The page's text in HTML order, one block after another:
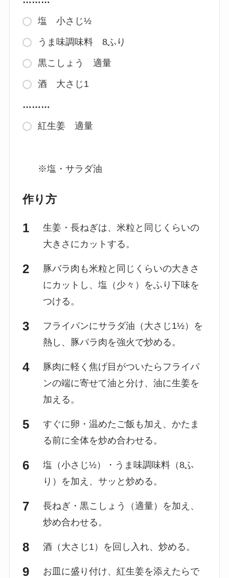
塩 小さじ½
うま味調味料 8ふり
黒こしょう 適量
酒 大さじ1
………
紅生姜 適量
※塩・サラダ油
作り方
生姜・長ねぎは、米粒と同じくらいの
大きさにカットする。
豚バラ肉も米粒と同じくらいの大きさ
にカットし、塩（少々）をふり下味を
つける。
フライパンにサラダ油（大さじ1½）を
熱し、豚バラ肉を強火で炒める。
豚肉に軽く焦げ目がついたらフライパ
ンの端に寄せて油と分け、油に生姜を
加える。
すぐに卵・温めたご飯も加え、かたま
る前に全体を炒め合わせる。
塩（小さじ½）・うま味調味料（8ふ
り）を加え、サッと炒める。
長ねぎ・黒こしょう（適量）を加え、
炒め合わせる。
酒（大さじ1）を回し入れ、炒める。
お皿に盛り付け、紅生姜を添えたらで